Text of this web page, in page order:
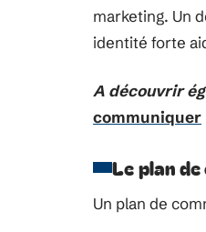
marketing. Un
identité forte
A découvrir
communiquer
Le plan
Un plan de